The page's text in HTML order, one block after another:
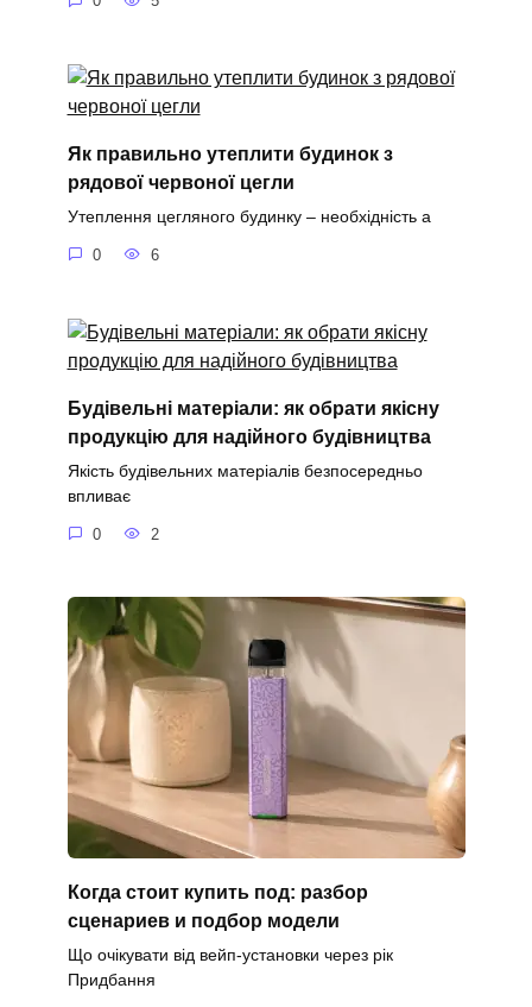
Як правильно утеплити будинок з
рядової червоної цегли
Утеплення цегляного будинку – необхідність а
0 6
Будівельні матеріали: як обрати якісну
продукцію для надійного будівництва
Якість будівельних матеріалів безпосередньо
впливає
0 2
Когда стоит купить под: разбор
сценариев и подбор модели
Що очікувати від вейп-установки через рік
Придбання